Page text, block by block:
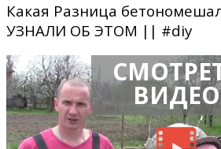
Какая Разница
УЗНАЛИ ОБ ЭТОМ || #diy
ВИДЕО